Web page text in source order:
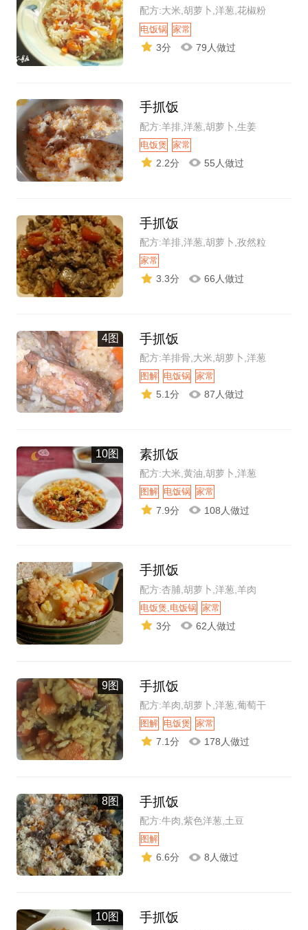
配方:大米,胡萝卜,洋葱,花椒粉
电饭锅 家常
3分 79人做过
手抓饭
配方:羊排,洋葱,胡萝卜,生姜
电饭煲 家常
2.2分 55人做过
手抓饭
配方:羊排,洋葱,胡萝卜,孜然粒
家常
3.3分 66人做过
4图 手抓饭
配方:羊排骨,大米,胡萝卜,洋葱
图解 电饭锅 家常
5.1分 87人做过
10图 素抓饭
配方:大米,黄油,胡萝卜,洋葱
图解 电饭锅 家常
7.9分 108人做过
手抓饭
配方:杏脯,胡萝卜,洋葱,羊肉
电饭煲,电饭锅 家常
3分 62人做过
9图 手抓饭
配方:羊肉,胡萝卜,洋葱,葡萄干
图解 电饭煲 家常
7.1分 178人做过
8图 手抓饭
配方:牛肉,紫色洋葱,土豆
图解
6.6分 8人做过
10图 手抓饭